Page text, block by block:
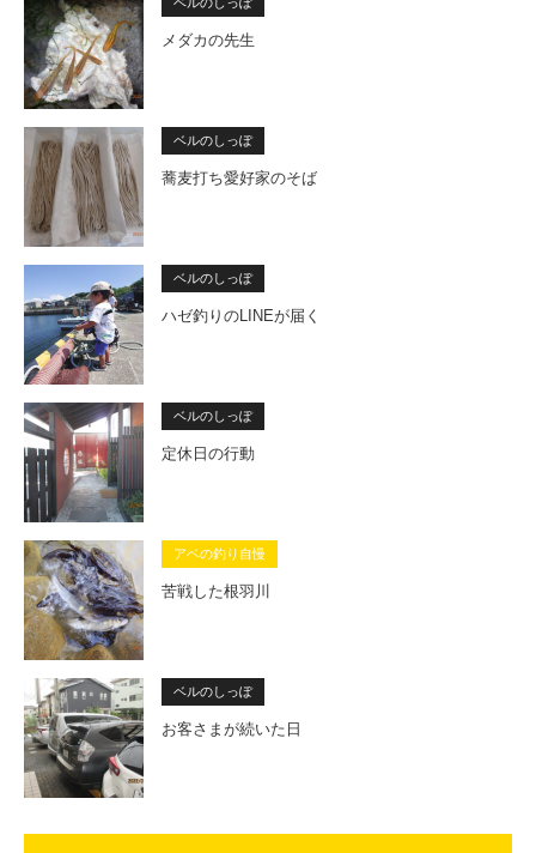
メダカの先生
ベルのしっぽ
蕎麦打ち愛好家のそば
ベルのしっぽ
ハゼ釣りのLINEが届く
ベルのしっぽ
定休日の行動
アベの釣り自慢
苦戦した根羽川
ベルのしっぽ
お客さまが続いた日